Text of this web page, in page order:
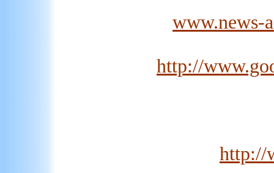
www.news-
http://
http://